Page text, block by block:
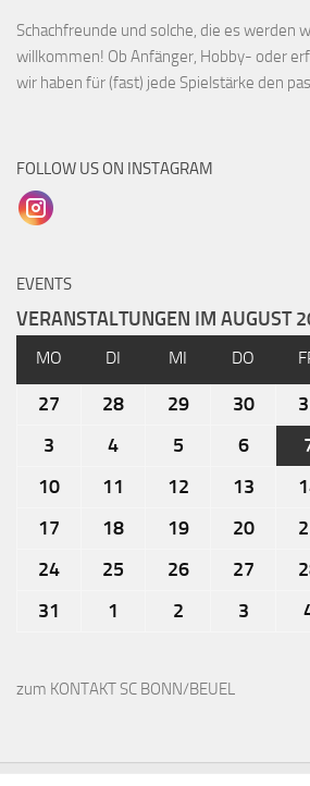
Schachfreunde und solche, die es werden
willkommen! Ob Anfänger, Hobby- oder
wir haben für (fast) jede Spielstärke den
FOLLOW US ON INSTAGRAM
EVENTS
VERANSTALTUNGEN IM AUGUST
MO DI MI DO
27 28 29 30
3
4 5 6
10
11 12 13
17
18 19 20
24
25 26 27
31
1 2 3
zum KONTAKT SC BONN/BEUEL